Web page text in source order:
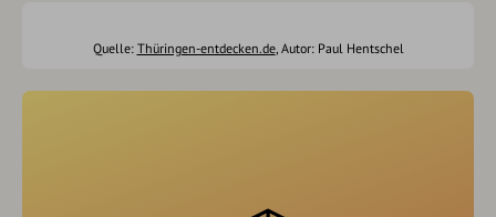
Quelle: Thüringen-entdecken.de, Autor: Paul Hentschel